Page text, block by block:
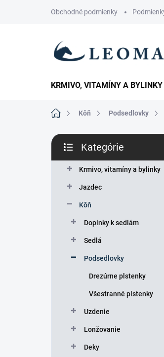
Obchodné podmienky
KRMIVO, VITAMÍNY A BYLINKY
DomovKôň Podsedlovky
B
č
kategórie
Kategórie
Krmivo, vitamíny a bylinky
Jazdec
Kôň
Doplnky k sedlám
Sedlá
Podsedlovky
Drezúrne plstenky
Všestranné plstenky
Uzdenie
Lonžovanie
Deky